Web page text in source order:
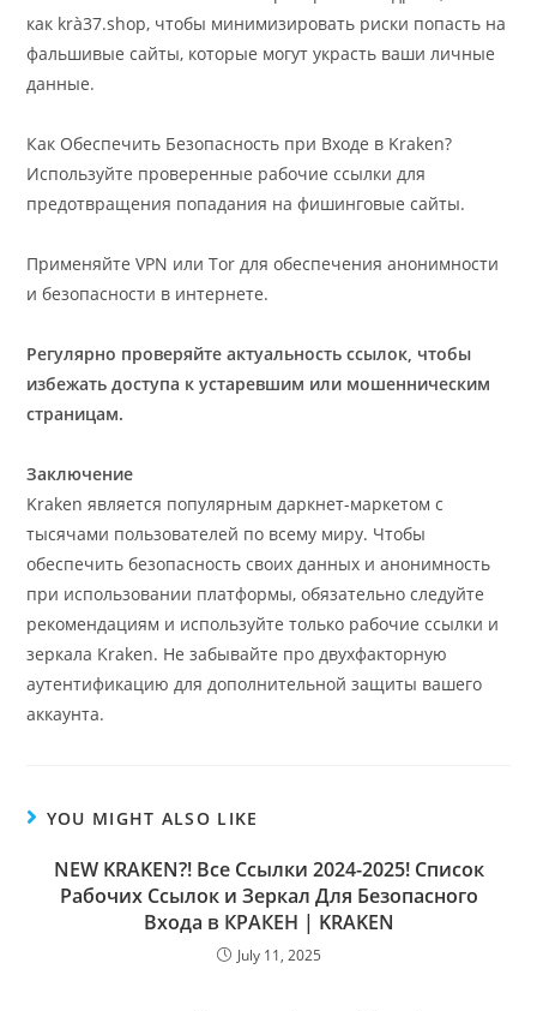
как krà37.shop, чтобы минимизировать риски попасть на
фальшивые сайты, которые могут украсть ваши личные
данные.
Как Обеспечить Безопасность при Входе в Kraken?
Используйте проверенные рабочие ссылки для
предотвращения попадания на фишинговые сайты.
Применяйте VPN или Tor для обеспечения анонимности
и безопасности в интернете.
Регулярно проверяйте актуальность ссылок, чтобы
избежать доступа к устаревшим или мошенническим
страницам.
Заключение
Kraken является популярным даркнет-маркетом с
тысячами пользователей по всему миру. Чтобы
обеспечить безопасность своих данных и анонимность
при использовании платформы, обязательно следуйте
рекомендациям и используйте только рабочие ссылки и
зеркала Kraken. Не забывайте про двухфакторную
аутентификацию для дополнительной защиты вашего
аккаунта.
YOU MIGHT ALSO LIKE
NEW KRAKEN?! Все Ссылки 2024-2025! Список
Рабочих Ссылок и Зеркал Для Безопасного
Входа в КРАКЕН | KRAKEN
July 11, 2025